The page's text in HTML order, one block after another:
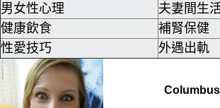
男女性心理
夫妻間生
健康飲食
補腎保健
性愛技巧
外遇出軌